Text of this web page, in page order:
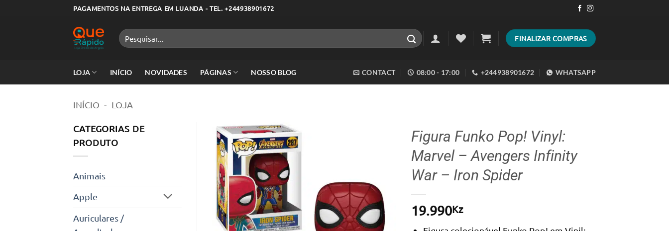
PAGAMENTOS NA ENTREGA EM LUANDA - TEL. +244938901672
Pesquisar
por:
FINALIZAR COMPRAS
LOJA INÍCIO NOVIDADES PÁGINAS NOSSO BLOG CONTACT 08:00 - 17:00 +244938901672 WHATSAPP
INÍCIO - LOJA
CATEGORIAS DE
PRODUTO
Animais
Apple
Auriculares /
Figura Funko Pop! Vinyl:
Marvel – Avengers Infinity
War – Iron Spider
19.990Kz